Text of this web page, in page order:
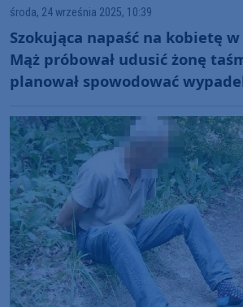
środa, 24 września 2025, 10:39
Szokująca napaść na kobietę
Mąż próbował udusić żonę
planował spowodować